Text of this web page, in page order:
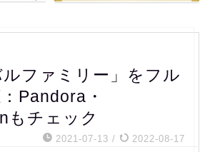
ルファミリー」をフル
Pandora・
もチェック
2021-07-13 / 2022-08-17